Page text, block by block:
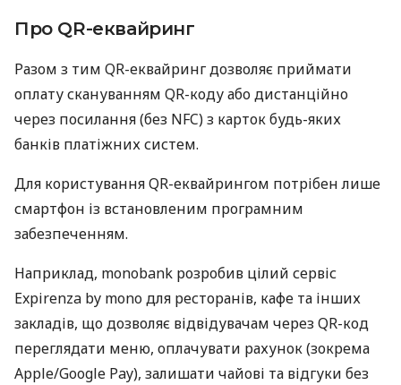
Про QR-еквайринг
Разом з тим QR-еквайринг дозволяє приймати
оплату скануванням QR-коду або дистанційно
через посилання (без NFC) з карток будь-яких
банків платіжних систем.
Для користування QR-еквайрингом потрібен лише
смартфон із встановленим програмним
забезпеченням.
Наприклад, monobank розробив цілий сервіс
Expirenza by mono для ресторанів, кафе та інших
закладів, що дозволяє відвідувачам через QR-код
переглядати меню, оплачувати рахунок (зокрема
Apple/Google Pay), залишати чайові та відгуки без